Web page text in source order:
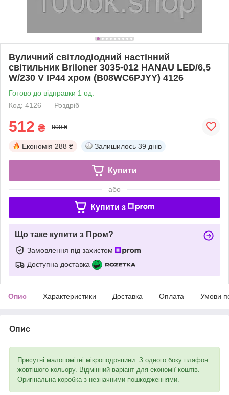
Вуличний світлодіодний настінний
світильник Briloner 3035-012 HANAU LED/6,5
W/230 V IP44 хром (B08WC6PJYY) 4126
Готово до відправки 1 од.
Код: 4126
Роздріб
512 ₴ 800 ₴
Економія 288 ₴ Залишилось 39 днів
Купити
або
Купити з
Що таке купити з Пром?
Замовлення під захистом
Доступна доставка
Опис Характеристики Доставка Оплата Умови
Опис
Присутні малопомітні мікроподряпини. З одного боку плафон
жовтішого кольору. Відмінний варіант для економії коштів.
Оригінальна коробка з незначними пошкодженнями.